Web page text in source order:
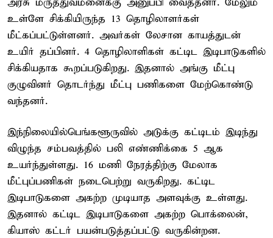
உள்ளே சிக்கியிருந்த 13 தொழிலாளர்கள்
மீட்கப்பட்டுள்ளனர். அவர்கள் லேசான காயத்துடன்
உயிர் தப்பினர். 4 தொழிலாளிகள் கட்டிட இடிபாடுகளில்
சிக்கியதாக கூறப்படுகிறது. இதனால் அங்கு மீட்பு
குழுவினர் தொடர்ந்து மீட்பு பணிகளை மேற்கொண்டு
வந்தனர்.
இந்நிலையில்பெங்களூருவில் அடுக்கு கட்டிடம் இடிந்து
விழுந்த சம்பவத்தில் பலி எண்ணிக்கை 5 ஆக
உயர்ந்துள்ளது. 16 மணி நேரத்திற்கு மேலாக
மீட்புப்பணிகள் நடைபெற்று வருகிறது. கட்டிட
இடிபாடுகளை அகற்ற முடியாத அளவுக்கு உள்ளது.
இதனால் கட்டிட இடிபாடுகளை அகற்ற பொக்லைன்,
கியாஸ் கட்டர் பயன்படுத்தப்பட்டு வருகின்றன.